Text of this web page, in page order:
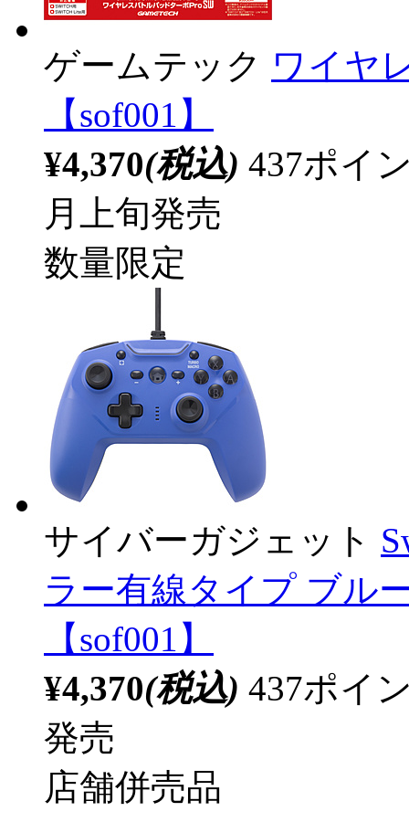
ゲームテック ワイヤ
【sof001】
¥4,370(税込) 437ポイ
月上旬発売
数量限定
サイバーガジェット
ラー有線タイプ ブル
【sof001】
¥4,370(税込) 437ポイ
発売
店舗併売品